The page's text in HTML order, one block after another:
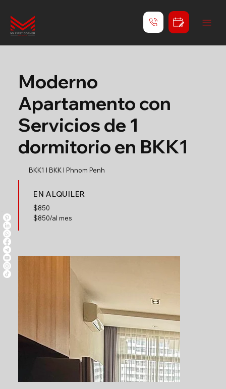
Moderno
Apartamento con
Servicios de 1
dormitorio en BKK1
BKK1 l BKK l Phnom Penh
EN ALQUILER
$850
$850/al mes